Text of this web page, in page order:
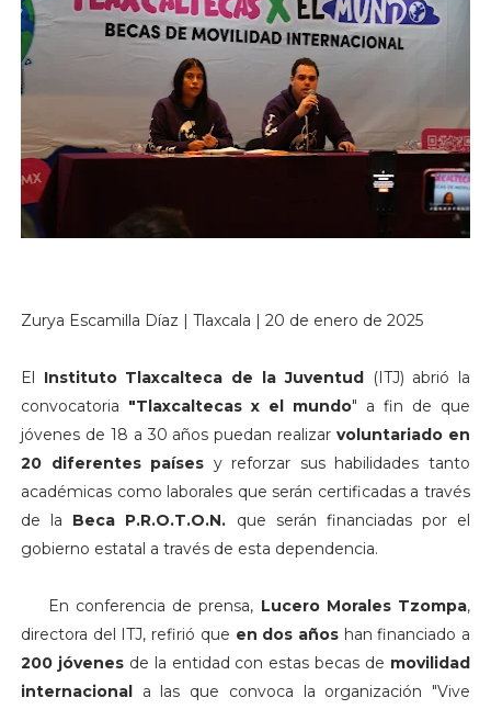
Zurya Escamilla Díaz | Tlaxcala | 20 de enero de 2025
El Instituto Tlaxcalteca de la Juventud
(ITJ) abrió la
convocatoria "Tlaxcaltecas x el mundo" a fin de que
jóvenes de 18 a 30 años puedan realizar voluntariado en
20 diferentes países y reforzar sus habilidades tanto
académicas como laborales que serán certificadas a través
de la Beca P.R.O.T.O.N. que serán financiadas por el
gobierno estatal a través de esta dependencia.
En conferencia de prensa, Lucero Morales Tzompa,
directora del ITJ, refirió que en dos añoshan financiado a
200 jóvenesde la entidad con estas becas de movilidad
internacional
a las que convoca la organización "Vive